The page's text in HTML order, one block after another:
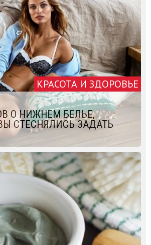
КРАСОТА И ЗДОРОВЬЕ
О НИЖНЕМ БЕЛЬЕ,
СТЕСНЯЛИСЬ ЗАДАТЬ